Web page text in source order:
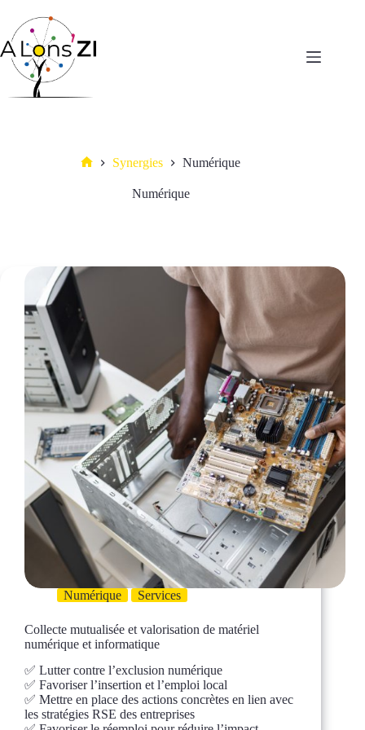
contenu
Synergies Numérique
Numérique
Numérique Services
Collecte mutualisée et valorisation de matériel
numérique et informatique
✅ Lutter contre l’exclusion numérique
✅ Favoriser l’insertion et l’emploi local
✅ Mettre en place des actions concrètes en lien avec
les stratégies RSE des entreprises